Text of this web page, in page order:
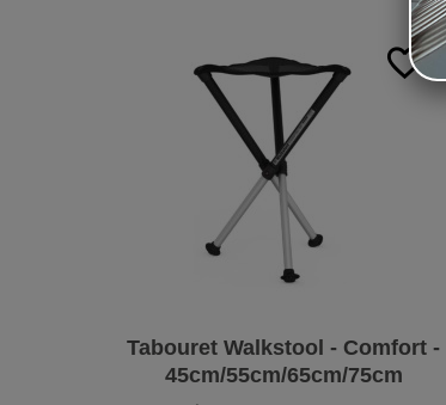
favorite_border
Tabouret Walkstool - Comfort -
45cm/55cm/65cm/75cm